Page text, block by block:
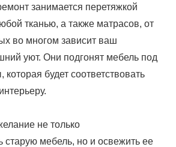
занимается перетяжкой
тканью, а также матрасов, от
во многом зависит ваш
уют. Они подгонят мебель под
будет соответствовать
не только
старую мебель, но и освежить ее